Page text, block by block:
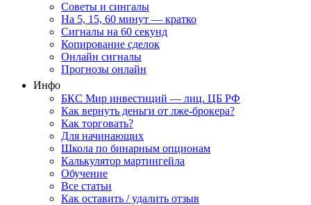
Советы и сингалы
На 5, 15, 60 минут — кратко
Сигналы на 60 секунд
Копирование сделок
Онлайн сигналы
Прогнозы онлайн
Инфо
БКС Мир инвестиций — лиц. ЦБ РФ
Как вернуть деньги от лже-брокера?
Как торговать?
Для начинающих
Школа по бинарным опционам
Калькулятор мартингейла
Обучение
Все статьи
Как оставить / удалить отзыв